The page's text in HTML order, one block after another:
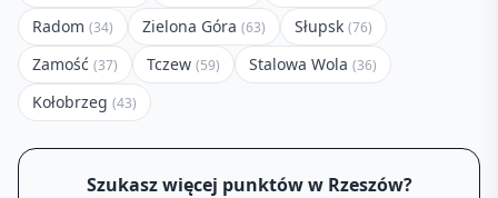
Radom (34) Zielona Góra (63) Słupsk (76)
Zamość (37) Tczew (59) Stalowa Wola (36)
Kołobrzeg (43)
Szukasz więcej punktów w Rzeszów?